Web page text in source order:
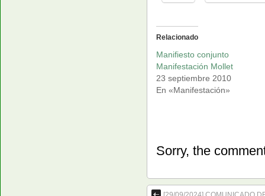
Relacionado
Manifiesto conjunto
Manifestación Mollet
23 septiembre 2010
En «Manifestación»
Sorry, the